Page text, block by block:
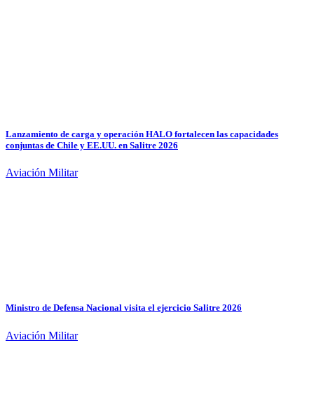
Lanzamiento de carga y operación HALO fortalecen las capacidades
conjuntas de Chile y EE.UU. en Salitre 2026
Aviación Militar
Ministro de Defensa Nacional visita el ejercicio Salitre 2026
Aviación Militar